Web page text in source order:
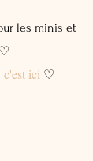
les minis et
ici♡